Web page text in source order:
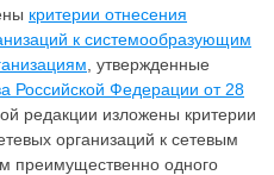
критерии отнесения
к системообразующим
, утвержденные
Российской Федерации от 28
редакции изложены критерии
организаций к сетевым
преимущественно одного